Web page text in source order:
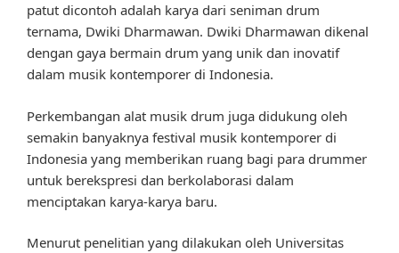
patut dicontoh adalah karya dari seniman drum
ternama, Dwiki Dharmawan. Dwiki Dharmawan dikenal
dengan gaya bermain drum yang unik dan inovatif
dalam musik kontemporer di Indonesia.
Perkembangan alat musik drum juga didukung oleh
semakin banyaknya festival musik kontemporer di
Indonesia yang memberikan ruang bagi para drummer
untuk berekspresi dan berkolaborasi dalam
menciptakan karya-karya baru.
Menurut penelitian yang dilakukan oleh Universitas